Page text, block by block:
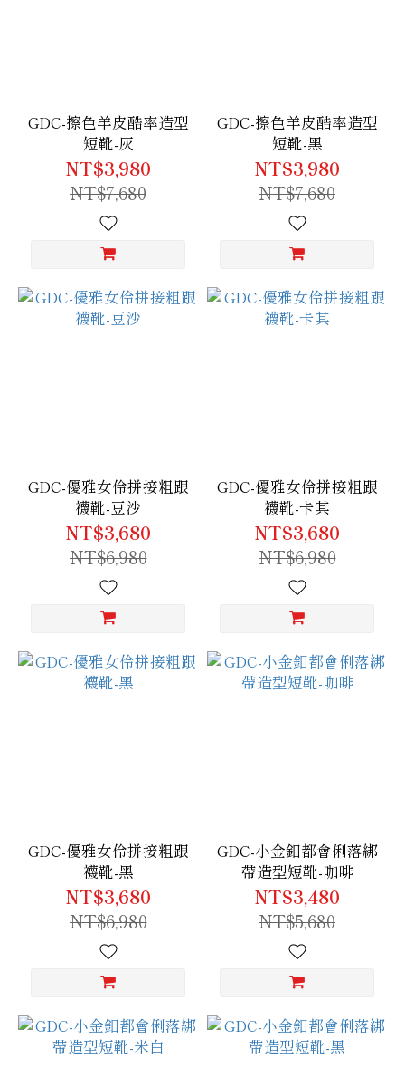
GDC-擦色羊皮酷率造型
短靴-灰
NT$3,980
NT$7,680
GDC-擦色羊皮酷率造型
短靴-黑
NT$3,980
NT$7,680
GDC-優雅女伶拼接粗跟
襪靴-豆沙
NT$3,680
NT$6,980
GDC-優雅女伶拼接粗跟
襪靴-卡其
NT$3,680
NT$6,980
GDC-優雅女伶拼接粗跟
襪靴-黑
NT$3,680
NT$6,980
GDC-小金釦都會俐落綁
帶造型短靴-咖啡
NT$3,480
NT$5,680